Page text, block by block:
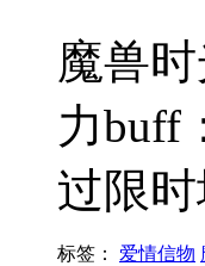
魔兽
力buff
过限时
标签： 爱情信物